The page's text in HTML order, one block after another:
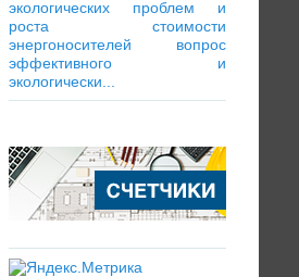
экологических проблем и
роста стоимости
энергоносителей вопрос
эффективного и
экологически...